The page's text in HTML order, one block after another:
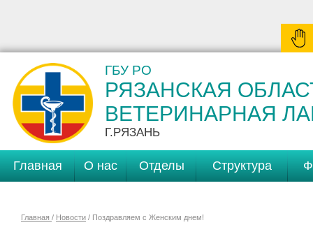
ГБУ РО
РЯЗАНСКАЯ
ВЕТЕРИНАРНАЯ
Г.РЯЗАНЬ
Главная О нас Отделы Структура
Главная / Новости / Поздравляем с Женским днем!